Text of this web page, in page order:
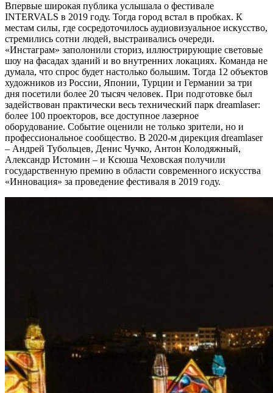
Впервые широкая публика услышала о фестивале
INTERVALS в 2019 году. Тогда город встал в пробках. К
местам силы, где сосредоточилось аудиовизуальное искусство,
стремились сотни людей, выстраивались очереди.
«Инстаграм» заполонили сториз, иллюстрирующие световые
шоу на фасадах зданий и во внутренних локациях. Команда не
думала, что спрос будет настолько большим. Тогда 12 объектов
художников из России, Японии, Турции и Германии за три
дня посетили более 20 тысяч человек. При подготовке был
задействован практически весь технический парк dreamlaser:
более 100 проекторов, все доступное лазерное
оборудование. Событие оценили не только зрители, но и
профессиональное сообщество. В 2020-м дирекция dreamlaser
– Андрей Тубольцев, Денис Чучко, Антон Колодяжный,
Александр Истомин – и Ксюша Чеховская получили
государственную премию в области современного искусства
«Инновация» за проведение фестиваля в 2019 году.